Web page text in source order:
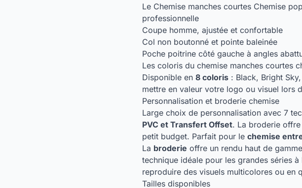
Le Chemise manches courtes Chemise
professionnelle
Coupe homme, ajustée et confortable
Col non boutonné et pointe baleinée
Poche poitrine côté gauche à angles
Les coloris du chemise manches courtes
Disponible en 8 coloris : Black, Bright
mettre en valeur votre logo ou visuel lors
Personnalisation et broderie chemise
Large choix de personnalisation avec 7
PVC et Transfert Offset. La broderie
petit budget. Parfait pour le chemise
La broderie offre un rendu haut de
technique idéale pour les grandes séries
reproduire des visuels multicolores ou en
Tailles disponibles